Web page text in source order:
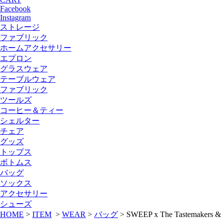
Facebook
Instagram
ストレージ
ファブリック
ホームアクセサリー
エプロン
グラスウェア
テーブルウェア
ファブリック
ツールズ
コーヒー＆ティー
シェルター
チェア
グッズ
トップス
ボトムス
バッグ
ソックス
アクセサリー
シューズ
HOME > ITEM > WEAR > バッグ > SWEEP x The Tastemakers